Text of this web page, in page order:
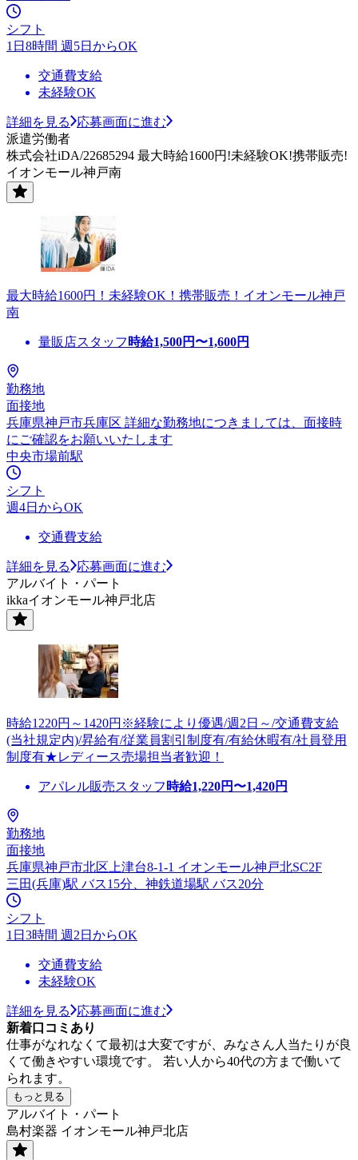
シフト
1日8時間 週5日からOK
交通費支給
未経験OK
詳細を見る
応募画面に進む
派遣労働者
株式会社iDA/22685294 最大時給1600円!未経験OK!携帯販売!
イオンモール神戸南
最大時給1600円！未経験OK！携帯販売！イオンモール神戸
南
量販店スタッフ 時給1,500円〜1,600円
勤務地
面接地
兵庫県神戸市兵庫区 詳細な勤務地につきましては、面接時
にご確認をお願いいたします
中央市場前駅
シフト
週4日からOK
交通費支給
詳細を見る
応募画面に進む
アルバイト・パート
ikkaイオンモール神戸北店
時給1220円～1420円※経験により優遇/週2日～/交通費支給
(当社規定内)/昇給有/従業員割引制度有/有給休暇有/社員登用
制度有★レディース売場担当者歓迎！
アパレル販売スタッフ 時給1,220円〜1,420円
勤務地
面接地
兵庫県神戸市北区上津台8-1-1 イオンモール神戸北SC2F
三田(兵庫)駅 バス15分、神鉄道場駅 バス20分
シフト
1日3時間 週2日からOK
交通費支給
未経験OK
詳細を見る
応募画面に進む
新着口コミあり
仕事がなれなくて最初は大変ですが、みなさん人当たりが良
くて働きやすい環境です。 若い人から40代の方まで働いて
られます。
もっと見る
アルバイト・パート
島村楽器 イオンモール神戸北店